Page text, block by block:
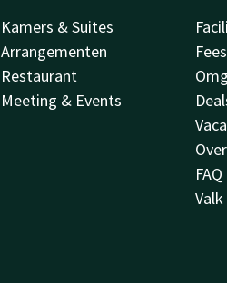
Kamers & Suites
Arrangementen
Restaurant
Meeting & Events
FAQ